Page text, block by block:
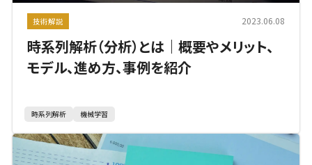
技術解説 2023.06.08
時系列解析（分析）とは｜概要やメリット、
モデル、進め方、事例を紹介
時系列解析 機械学習